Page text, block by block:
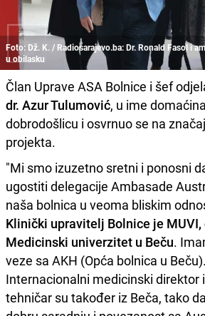
Foto: Dž. K. / Radiosarajevo.ba: Dr. Ronald Fasol i
u obilasku
Član Uprave ASA Bolnice i šef
dr. Azur Tulumović, u ime
dobrodošlicu i osvrnuo se na
projekta.
"Mi smo izuzetno sretni i ponosni
ugostiti delegacije Ambasade
naša bolnica u veoma bliskim
Klinički upravitelj Bolnice je MUVI,
Medicinski univerzitet u Beču.
veze sa AKH (Opća bolnica u
Internacionalni medicinski direktor
tehničar su također iz Beča, tako